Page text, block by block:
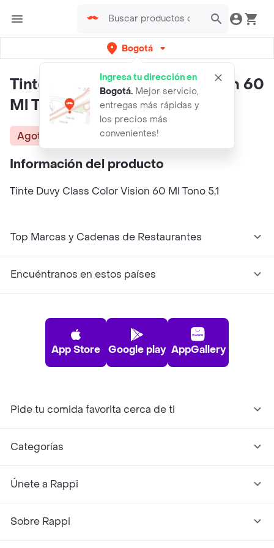
Bogotá
Ingresa tu dirección en
Bogotá. Mejor servicio,
entregas más rápidas y
los precios más
convenientes!
Tinte DUVY CLASS Color Vision 60
Ml Tono 51
Agotado
Información del producto
Tinte Duvy Class Color Vision 60 Ml Tono 5,1
Top Marcas y Cadenas de Restaurantes
Encuéntranos en estos países
App Store Google play AppGallery
Pide tu comida favorita cerca de ti
Categorías
Únete a Rappi
Sobre Rappi